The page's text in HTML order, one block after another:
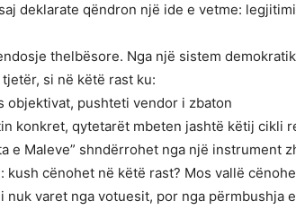
deklarate qëndron një ide e vetme:
thelbësore. Nga një sistem
si në këtë rast ku:
objektivat, pushteti vendor i zbaton
konkret, qytetarët mbeten jashtë këtij cikli
e Maleve” shndërrohet nga një instrument
kush cënohet në këtë rast? Mos vallë
nuk varet nga votuesit, por nga përmbushja